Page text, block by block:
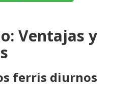
Ventajas y
ferris diurnos